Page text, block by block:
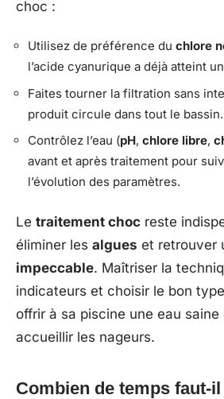
choc :
Utilisez de préférence du chlore
l’acide cyanurique a déjà atteint
Faites tourner la filtration sans
produit circule dans tout le bassin.
Contrôlez l’eau (pH, chlore libre,
avant et après traitement pour
l’évolution des paramètres.
Le traitement choc reste
éliminer les algues et retrouver
impeccable. Maîtriser la
indicateurs et choisir le bon
offrir à sa piscine une eau
accueillir les nageurs.
Combien de temps faut-